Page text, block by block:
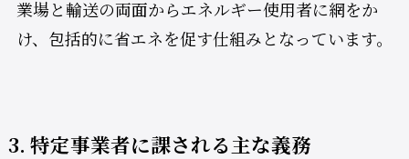
業場と輸送の両面からエネルギー使用者に網をか
け、包括的に省エネを促す仕組みとなっています。
3. 特定事業者に課される主な義務